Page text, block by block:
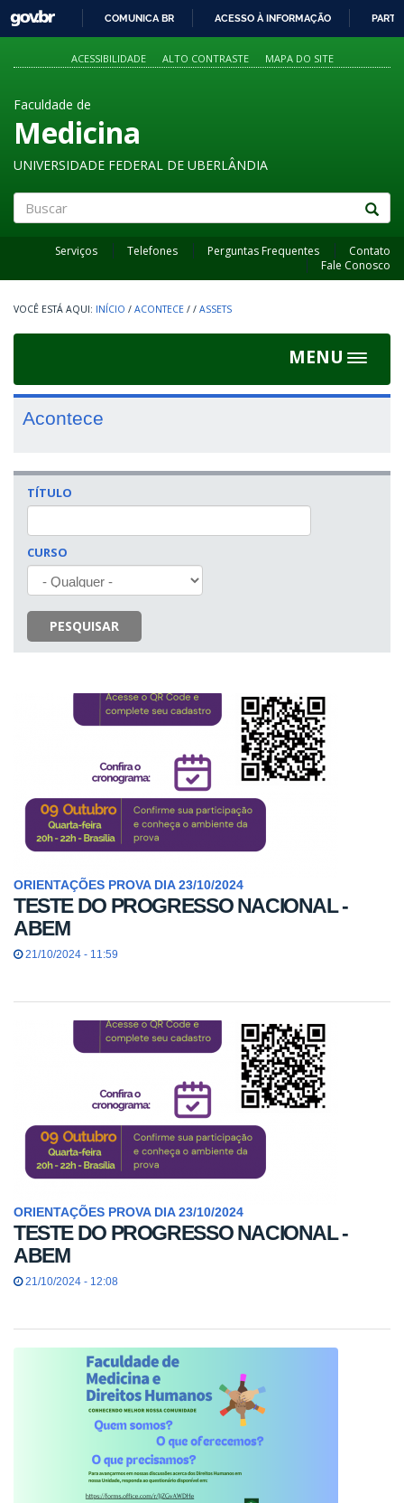
PARA
O
GOVBR
COMUNICA BR ACESSO À INFORMAÇÃO
ACESSIBILIDADE ALTO CONTRASTE MAPA DO SITE
Faculdade de
Medicina
UNIVERSIDADE FEDERAL DE UBERLÂNDIA
Serviços Telefones Perguntas Frequentes
Contato
Fale Conosco
INÍCIO / ACONTECE / / ASSETS
MENU
Toggle
Acontece
TÍTULO
CURSO
PESQUISAR
ORIENTAÇÕES PROVA DIA 23/10/2024
TESTE DO PROGRESSO NACIONAL -
ABEM
21/10/2024 - 11:59
ORIENTAÇÕES PROVA DIA 23/10/2024
TESTE DO PROGRESSO NACIONAL -
ABEM
21/10/2024 - 12:08